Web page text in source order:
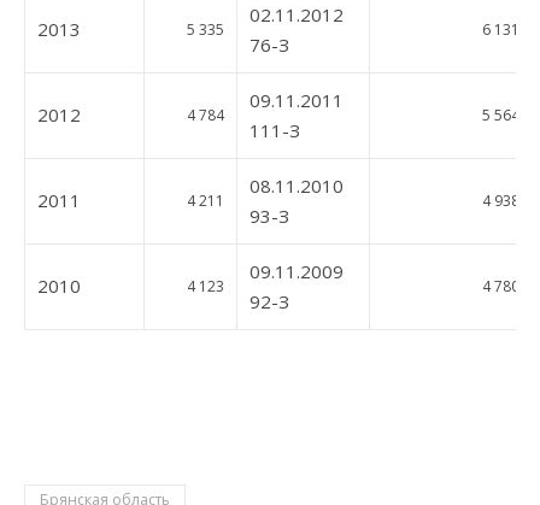
2013 5 335
02.11.2012
76-З
6 131
2012 4 784
09.11.2011
111-З
5 564
2011 4 211
08.11.2010
93-З
4 938
2010 4 123
09.11.2009
92-З
4 780
Брянская область